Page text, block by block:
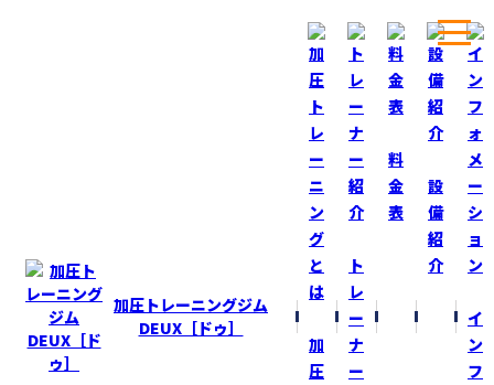
加圧トレーニングジム
DEUX［ドゥ］
加
圧
ト
レ
ー
ナ
ー
料
金
表
設
備
紹
介
イ
ン
フ
競技観戦！
2024-3-21
陸上大会